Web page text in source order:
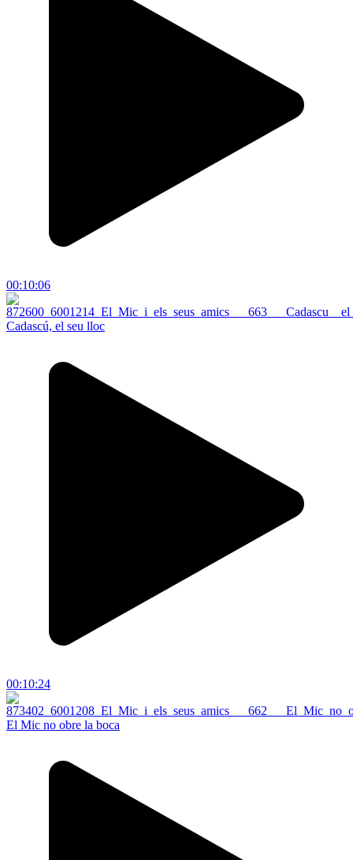
00:10:06
Cadascú, el seu lloc
00:10:24
El Mic no obre la boca